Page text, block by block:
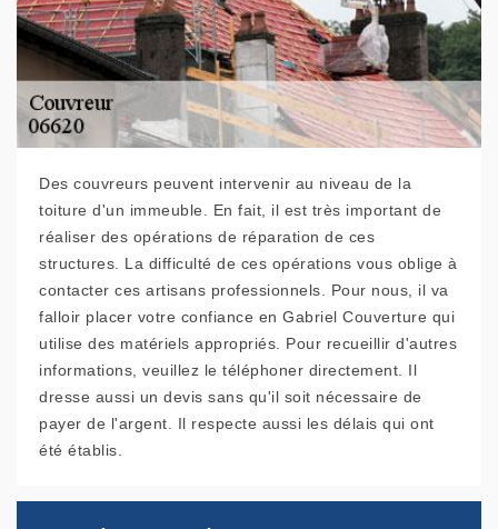
Des couvreurs peuvent intervenir au niveau de la
toiture d'un immeuble. En fait, il est très important de
réaliser des opérations de réparation de ces
structures. La difficulté de ces opérations vous oblige à
contacter ces artisans professionnels. Pour nous, il va
falloir placer votre confiance en Gabriel Couverture qui
utilise des matériels appropriés. Pour recueillir d'autres
informations, veuillez le téléphoner directement. Il
dresse aussi un devis sans qu'il soit nécessaire de
payer de l'argent. Il respecte aussi les délais qui ont
été établis.